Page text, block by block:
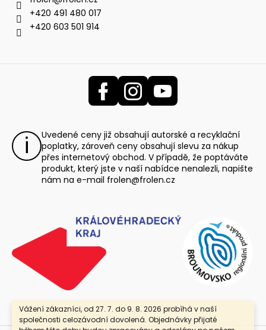
Vážení zákazníci, od 27. 7. do 9. 8. 2026 probíhá v naší
společnosti celozávodní dovolená. Objednávky přijaté
+420 491 480 017
+420 603 501 914
Uvedené ceny již obsahují autorské a recyklační
poplatky, zároveň ceny obsahují slevu za nákup
přes internetový obchod. V případě, že poptáváte
produkt, který jste v naší nabídce nenalezli, napište
nám na e-mail frolen@frolen.cz